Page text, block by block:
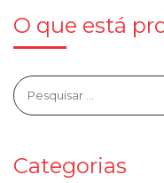
O que está
Categorias